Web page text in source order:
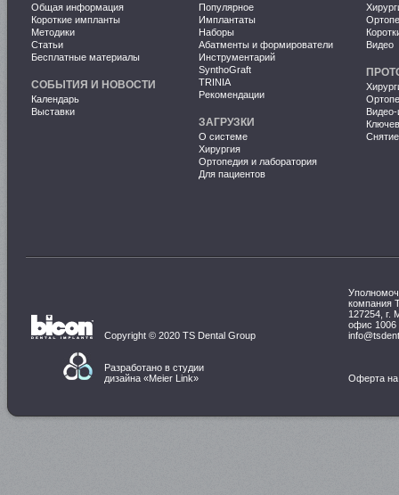
Общая информация
Короткие импланты
Методики
Статьи
Бесплатные материалы
СОБЫТИЯ И НОВОСТИ
Календарь
Выставки
Популярное
Имплантаты
Наборы
Абатменты и формирователи
Инструментарий
SynthoGraft
TRINIA
Рекомендации
ЗАГРУЗКИ
О системе
Хирургия
Ортопедия и лаборатория
Для пациентов
Видео
Видео-
Copyright © 2020 TS Dental Group
компания
127254, г.
офис 1006
Разработано в студии
дизайна «Meier Link» Оферта на